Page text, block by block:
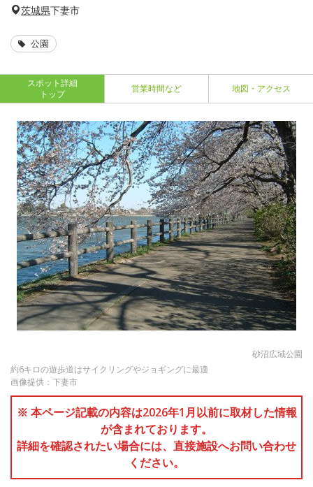
茨城県下妻市
公園
スポット詳細
トップ
営業時間など 地図・アクセス
砂沼広域公園
約6キロの遊歩道はサイクリングやジョギングに最適
画像提供：下妻市
※ 本ページ記載の内容は2026年1月以前に取材した情報
が含まれております。
詳細を確認されたい場合には、直接施設へお問い合わせ
ください。